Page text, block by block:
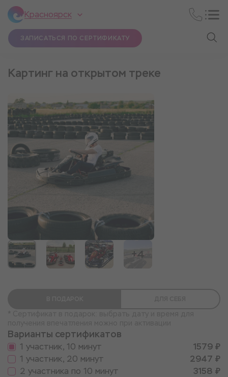
Красноярск
ЗАПИСАТЬСЯ ПО СЕРТИФИКАТУ
Картинг на открытом треке
+4
Варианты сертификатов
1 участник, 10 минут
1579 ₽
1 участник, 20 минут
2947 ₽
2 участника по 10 минут
3158 ₽